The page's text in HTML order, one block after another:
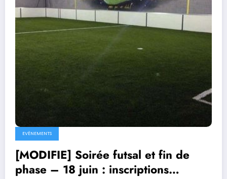
EVÈNEMENTS
[MODIFIE] Soirée futsal et fin de
phase – 18 juin : inscriptions